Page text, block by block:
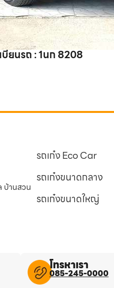
ยนรถ : 1นก 8208
บ้านสวน
รถเก๋ง Eco Car
รถเก๋งขนาดกลาง
รถเก๋งขนาดใหญ่
โทรหาเรา
085-245-0000